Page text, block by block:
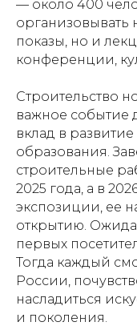
— около 400
организовывать
показы, но и
конференции,
Строительство
важное событие
вклад в
образования.
строительные
2025 года, а в
экспозиции, ее
открытию.
первых
Тогда каждый
России,
насладиться
и поколения.